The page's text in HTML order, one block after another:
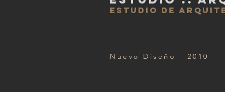
ESTUDIO DE
Nuevo Diseño - 2010